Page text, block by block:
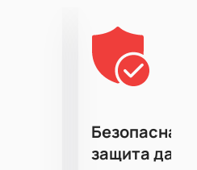
Любовь и поддержка
не менее собственной
Безопасная
защита